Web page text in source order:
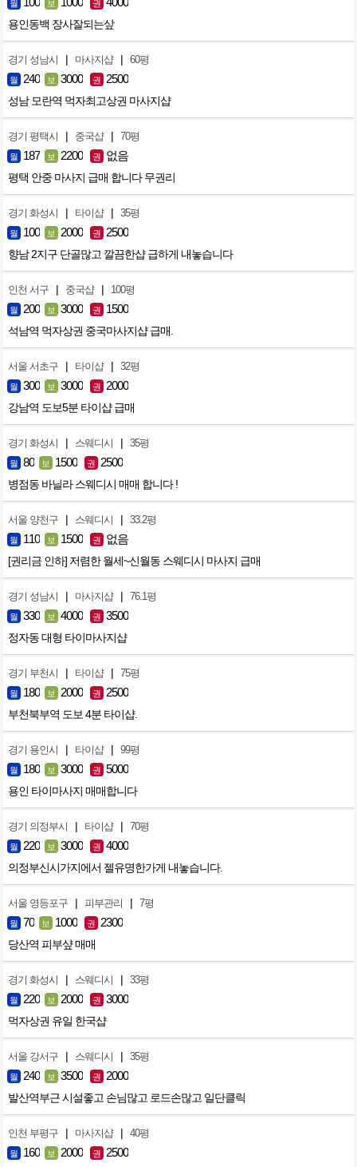
월 보 권
용인동백 장사잘되는샆
경기 성남시 | 마사지샵 | 60평
월 240 보 3000 권 2500
성남 모란역 먹자최고상권 마사지샵
경기 평택시 | 중국샵 | 70평
월 187 보 2200 권 없음
평택 안중 마사지 급매 합니다 무권리
경기 화성시 | 타이샵 | 35평
월 100 보 2000 권 2500
향남 2지구 단골많고 깔끔한샵 급하게 내놓습니다
인천 서구 | 중국샵 | 100평
월 200 보 3000 권 1500
석남역 먹자상권 중국마사지샵 급매.
서울 서초구 | 타이샵 | 32평
월 300 보 3000 권 2000
강남역 도보5분 타이샵 급매
경기 화성시 | 스웨디시 | 35평
월 80 보 1500 권 2500
병점동 바닐라 스웨디시 매매 합니다 !
서울 양천구 | 스웨디시 | 33.2평
월 110 보 1500 권 없음
[권리금 인하] 저렴한 월세~신월동 스웨디시 마사지 급매
경기 성남시 | 마사지샵 | 76.1평
월 330 보 4000 권 3500
정자동 대형 타이마사지샵
경기 부천시 | 타이샵 | 75평
월 180 보 2000 권 2500
부천북부역 도보 4분 타이샵.
경기 용인시 | 타이샵 | 99평
월 180 보 3000 권 5000
용인 타이마사지 매매합니다
경기 의정부시 | 타이샵 | 70평
월 220 보 3000 권 4000
의정부신시가지에서 젤유명한가게 내놓습니다.
서울 영등포구 | 피부관리 | 7평
월 70 보 1000 권 2300
당산역 피부샾 매매
경기 화성시 | 스웨디시 | 33평
월 220 보 2000 권 3000
먹자상권 유일 한국샵
서울 강서구 | 스웨디시 | 35평
월 240 보 3500 권 2000
발산역부근 시설좋고 손님많고 로드손많고 일단클릭
인천 부평구 | 마사지샵 | 40평
월 160 보 2000 권 2500